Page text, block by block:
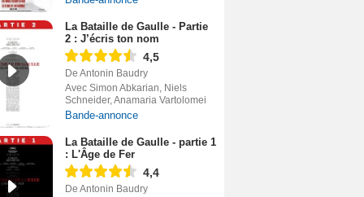
La Bataille de Gaulle - Partie
2 : J’écris ton nom
4,5
De Antonin Baudry
Avec Simon Abkarian, Niels
Schneider, Anamaria Vartolomei
Bande-annonce
La Bataille de Gaulle - partie 1
: L'Âge de Fer
4,4
De Antonin Baudry